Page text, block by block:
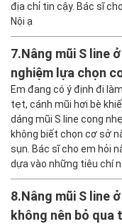
địa chỉ tin cậy. Bác sĩ
Nội ạ
7.Nâng mũi S line
nghiệm lựa chọn
Em đang có ý định đi
tẹt, cánh mũi hơi bè
dáng mũi S line cong
không biết chọn cơ sở
sụn. Bác sĩ cho em hỏi
dựa vào những tiêu chí
8.Nâng mũi S line
không nên bỏ